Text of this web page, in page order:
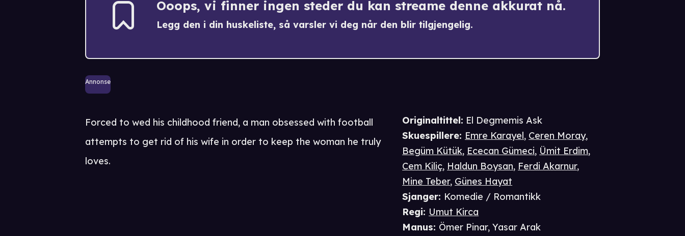
Ooops, vi finner ingen steder du kan streame denne akkurat nå.
Legg den i din huskeliste, så varsler vi deg når den blir tilgjengelig.
Annonse
Originaltittel: El Degmemis Ask
Skuespillere: Emre Karayel, Ceren Moray,
Begüm Kütük, Ececan Gümeci, Ümit Erdim,
Cem Kiliç, Haldun Boysan, Ferdi Akarnur,
Mine Teber, Günes Hayat
Sjanger: Komedie / Romantikk
Regi: Umut Kirca
Manus: Ömer Pinar,Yasar Arak
Forced to wed his childhood friend, a man obsessed with football
attempts to get rid of his wife in order to keep the woman he truly
loves.